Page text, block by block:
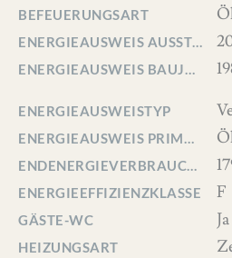
BEFEUERUNGSART
ENERGIEAUSWEIS AUSSTELLUNGSDATUM
ENERGIEAUSWEIS BAUJAHR
ENERGIEAUSWEISTYP
ENERGIEEFFIZIENZKLASSE F
GÄSTE-WC Ja
HEIZUNGSART